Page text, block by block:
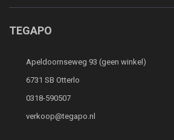
TEGAPO
Apeldoornseweg 93 (geen winkel)
6731 SB Otterlo
0318-590507
verkoop@tegapo.nl